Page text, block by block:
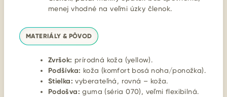
menej vhodné na veľmi úzky členok.
MATERIÁLY & PÔVOD
Zvršok: prírodná koža (yellow).
Podšívka: koža (komfort bosá noha/ponožka).
Stielka: vyberateľná, rovná – koža.
Podošva: guma (séria 070), veľmi flexibilná.